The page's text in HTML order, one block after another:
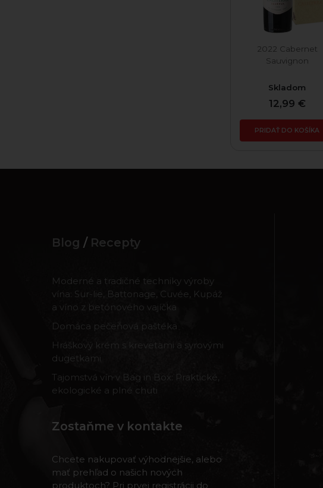
2022 Cabernet
Sauvignon
Skladom
12,99 €
PRIDAŤ DO KOŠÍKA
Blog / Recepty
Moderné a tradičné techniky výroby
vína: Sur-lie, Battonage, Cuvée, Kupáž
a víno z betónového vajíčka
Domáca pečeňová paštéka
Hráškový krém s krevetami a syrovými
dugetkami
Tajomstvá vín v Bag in Box: Praktické,
ekologické a plné chuti
Zostaňme v kontakte
Chcete nakupovať výhodnejšie, alebo
mať prehľad o našich nových
produktoch? Pri prvej registrácii do